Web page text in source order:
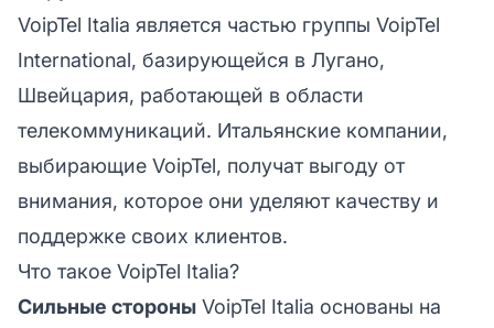
VoipTel Italia является частью группы VoipTel
International, базирующейся в Лугано,
Швейцария, работающей в области
телекоммуникаций. Итальянские компании,
выбирающие VoipTel, получат выгоду от
внимания, которое они уделяют качеству и
поддержке своих клиентов.
Что такое VoipTel Italia?
Сильные стороны VoipTel Italia основаны на